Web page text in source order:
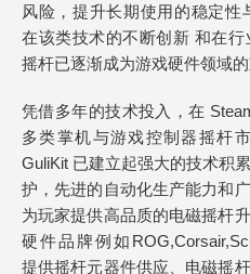
风险，提升长期使用的稳定性
在该类技术的不断创新 和在
摇杆已逐渐成为游戏硬件领域的
凭借多年的技术投入，在
多类掌机与游戏控制器摇杆
GuliKit 已建立起强大的技术积
护，先进的自动化生产能力和
为玩家提供高品质的电磁摇杆
硬件品牌例如
提供摇杆元器件供应、电磁摇